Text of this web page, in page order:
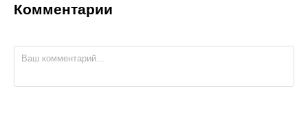
Комментарии